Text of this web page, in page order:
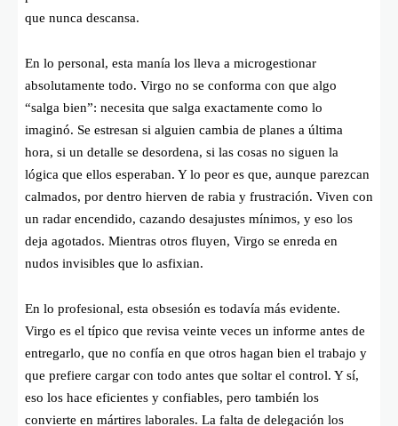
que nunca descansa.
En lo personal, esta manía los lleva a microgestionar
absolutamente todo. Virgo no se conforma con que algo
“salga bien”: necesita que salga exactamente como lo
imaginó. Se estresan si alguien cambia de planes a última
hora, si un detalle se desordena, si las cosas no siguen la
lógica que ellos esperaban. Y lo peor es que, aunque parezcan
calmados, por dentro hierven de rabia y frustración. Viven con
un radar encendido, cazando desajustes mínimos, y eso los
deja agotados. Mientras otros fluyen, Virgo se enreda en
nudos invisibles que lo asfixian.
En lo profesional, esta obsesión es todavía más evidente.
Virgo es el típico que revisa veinte veces un informe antes de
entregarlo, que no confía en que otros hagan bien el trabajo y
que prefiere cargar con todo antes que soltar el control. Y sí,
eso los hace eficientes y confiables, pero también los
convierte en mártires laborales. La falta de delegación los